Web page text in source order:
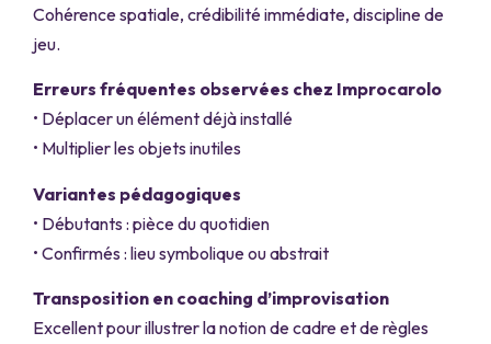
Cohérence spatiale, crédibilité immédiate, discipline de
jeu.
Erreurs fréquentes observées chez Improcarolo
• Déplacer un élément déjà installé
• Multiplier les objets inutiles
Variantes pédagogiques
• Débutants : pièce du quotidien
• Confirmés : lieu symbolique ou abstrait
Transposition en coaching d’improvisation
Excellent pour illustrer la notion de cadre et de règles